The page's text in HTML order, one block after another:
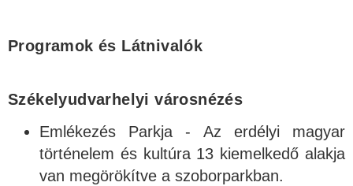
Programok és Látnivalók
Székelyudvarhelyi városnézés
Emlékezés Parkja - Az erdélyi magyar
történelem és kultúra 13 kiemelkedő alakja
van megörökítve a szoborparkban.